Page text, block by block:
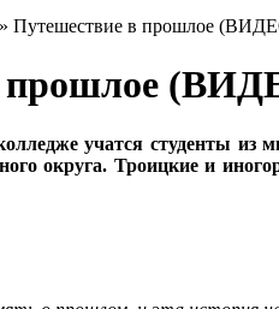
» Путешествие в прошлое
прошлое
учатся студенты из
округа. Троицкие и